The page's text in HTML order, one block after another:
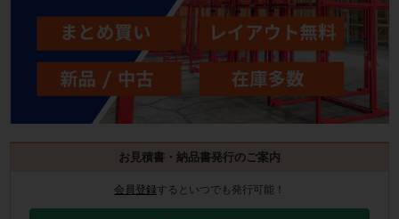
お見積書・納品書発行のご案内
会員登録するといつでも発行可能！